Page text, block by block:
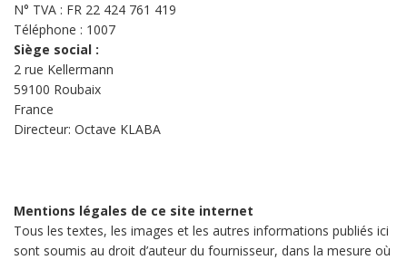
N° TVA : FR 22 424 761 419
Téléphone : 1007
Siège social :
2 rue Kellermann
59100 Roubaix
France
Directeur: Octave KLABA
Mentions légales de ce site internet
Tous les textes, les images et les autres informations publiés ici
sont soumis au droit d’auteur du fournisseur, dans la mesure où